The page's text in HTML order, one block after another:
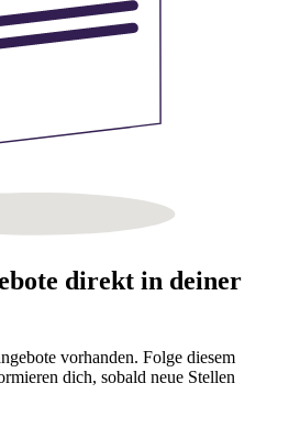
direkt in deiner
vorhanden. Folge diesem
dich, sobald neue Stellen